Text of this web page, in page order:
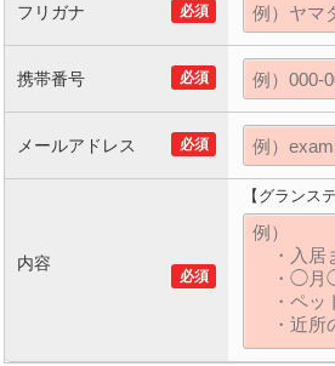
必須
フリガナ
必須
携帯番号
必須
メールアドレス
必須
内容
【グランス